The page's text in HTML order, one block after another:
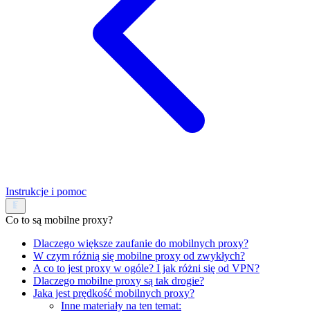
Instrukcje i pomoc
Co to są mobilne proxy?
Dlaczego większe zaufanie do mobilnych proxy?
W czym różnią się mobilne proxy od zwykłych?
A co to jest proxy w ogóle? I jak różni się od VPN?
Dlaczego mobilne proxy są tak drogie?
Jaka jest prędkość mobilnych proxy?
Inne materiały na ten temat: